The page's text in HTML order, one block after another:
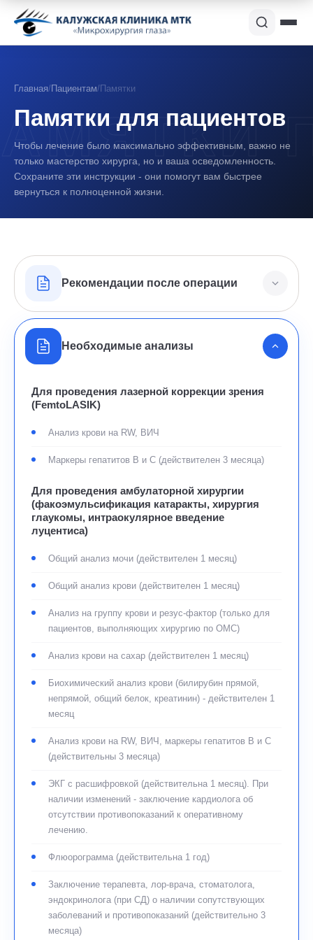
Главная/Пациентам/Памятки
Памятки для пациентов
Чтобы лечение было максимально эффективным, важно не
только мастерство хирурга, но и ваша осведомленность.
Сохраните эти инструкции - они помогут вам быстрее
вернуться к полноценной жизни.
Рекомендации после операции
Помните о соблюдении схемы закапывания
глазных капель, назначенной врачом.
После хирургии катаракты
После операции:
Возможно ощущение небольшого дискомфорта в
оперированном глазу (как будто попала ресница). Это
оперированный глаз.
Первый день рекомендуется спать на спине или на
стороне, противоположной оперированному глазу.
Повязку с глаза можно оставить на ночь, при этом
врачом. Двоение в глазах в первые часы после
Реабилитационный период
В течение месяца после операции пациент находится под
(на практике это 2-3 визита, с целью контроля и
возможных лечебных мероприятий, которые не
оплачиваются).
Для ускорения заживления после операции и
профилактики осложнений, в течение одного месяца,
врач назначает несколько препаратов: капли
расширяющие зрачок и комбинированные глазные капли с
антимикробным и противовоспалительным свойствами.
Препараты закапывают по определенной схеме. В период
около 10 дней, зрение не может быть максимально
солнцезащитные очки.
В течение первого месяца после операции исключается
тяжелый физический труд с наклоном головы и
Необходимые анализы
Для проведения лазерной коррекции зрения
(FemtoLASIK)
Анализ крови на RW, ВИЧ
Маркеры гепатитов В и С (действителен 3 месяца)
Для проведения амбулаторной хирургии
(факоэмульсификация катаракты, хирургия
глаукомы, интраокулярное введение
луцентиса)
Общий анализ мочи (действителен 1 месяц)
Общий анализ крови (действителен 1 месяц)
Анализ на группу крови и резус-фактор (только для
пациентов, выполняющих хирургию по ОМС)
Анализ крови на сахар (действителен 1 месяц)
Биохимический анализ крови (билирубин прямой,
непрямой, общий белок, креатинин) - действителен 1
месяц
Анализ крови на RW, ВИЧ, маркеры гепатитов В и С
(действительны 3 месяца)
ЭКГ с расшифровкой (действительна 1 месяц). При
наличии изменений - заключение кардиолога об
отсутствии противопоказаний к оперативному
лечению.
Флюорограмма (действительна 1 год)
Заключение терапевта, лор-врача, стоматолога,
эндокринолога (при СД) о наличии сопутствующих
заболеваний и противопоказаний (действительно 3
месяца)